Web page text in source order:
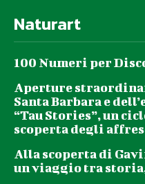
Naturart
100 Numeri per
Aperture
Santa Barbara e
“Tau Stories”, un
scoperta degli
Alla scoperta di
un viaggio tra